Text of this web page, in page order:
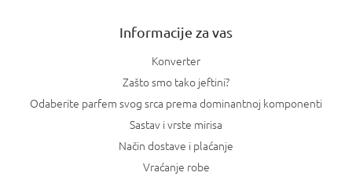
Informacije za vas
Konverter
Zašto smo tako jeftini?
Odaberite parfem svog srca prema dominantnoj komponenti
Sastav i vrste mirisa
Način dostave i plaćanje
Vraćanje robe